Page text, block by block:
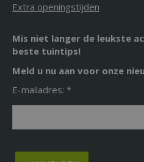
Extra openingstijden
Mis niet langer de leukste
beste tuintips!
Meld u nu aan voor onze
E-mailadres: *